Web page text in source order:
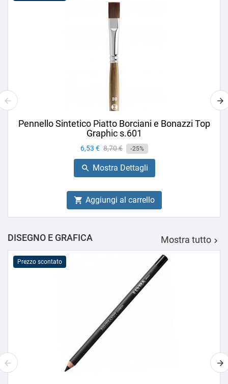
Pennello Sintetico Piatto Borciani e Bonazzi Top
Graphic s.601
Prezzo
6,53 € Prezzo
base
8,70 € -25%
 Mostra Dettagli
 Aggiungi al carrello
DISEGNO E GRAFICA Mostra tutto 
Prezzo scontato